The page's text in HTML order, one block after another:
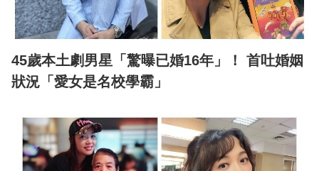
45歲本土劇男星「驚曝已婚16年」！ 首吐婚姻
狀況「愛女是名校學霸」